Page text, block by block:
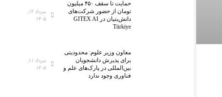
حمایت تا سقف ۴۵۰ میلیون
تومان از حضور شرکت‌های
دانش‌بنیان در GITEX AI
Türkiye
۱۴۰۵
معاون وزیر علوم: محدودیتی
برای پذیرش دانشجویان
بین‌المللی در پارک‌های علم و
فناوری وجود ندارد
۱۴۰۵